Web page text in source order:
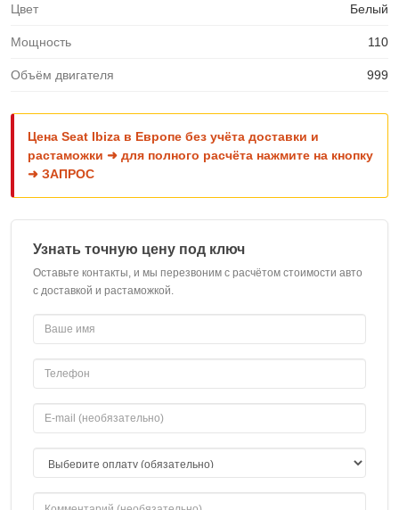
Цвет Белый
Мощность 110
Объём двигателя 999
Цена Seat Ibiza в Европе без учёта доставки и
растаможки ➜ для полного расчёта нажмите на кнопку
➜ ЗАПРОС
Узнать точную цену под ключ
Оставьте контакты, и мы перезвоним с расчётом стоимости авто
с доставкой и растаможкой.